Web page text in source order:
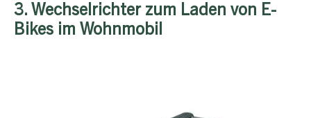
3. Wechselrichter zum Laden von E-
Bikes im Wohnmobil